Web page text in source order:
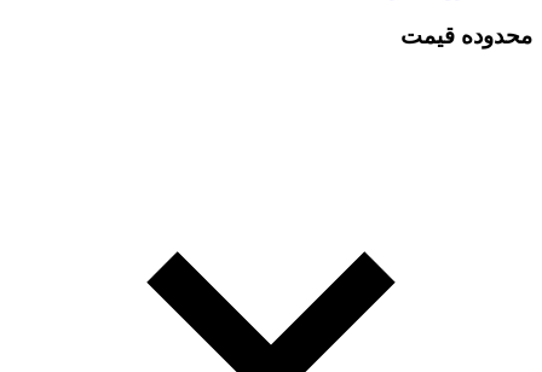
محدوده قیمت